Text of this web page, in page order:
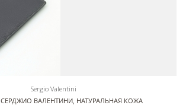
Sergio Valentini
ВАЛЕНТИНИ, НАТУРАЛЬНАЯ КОЖА